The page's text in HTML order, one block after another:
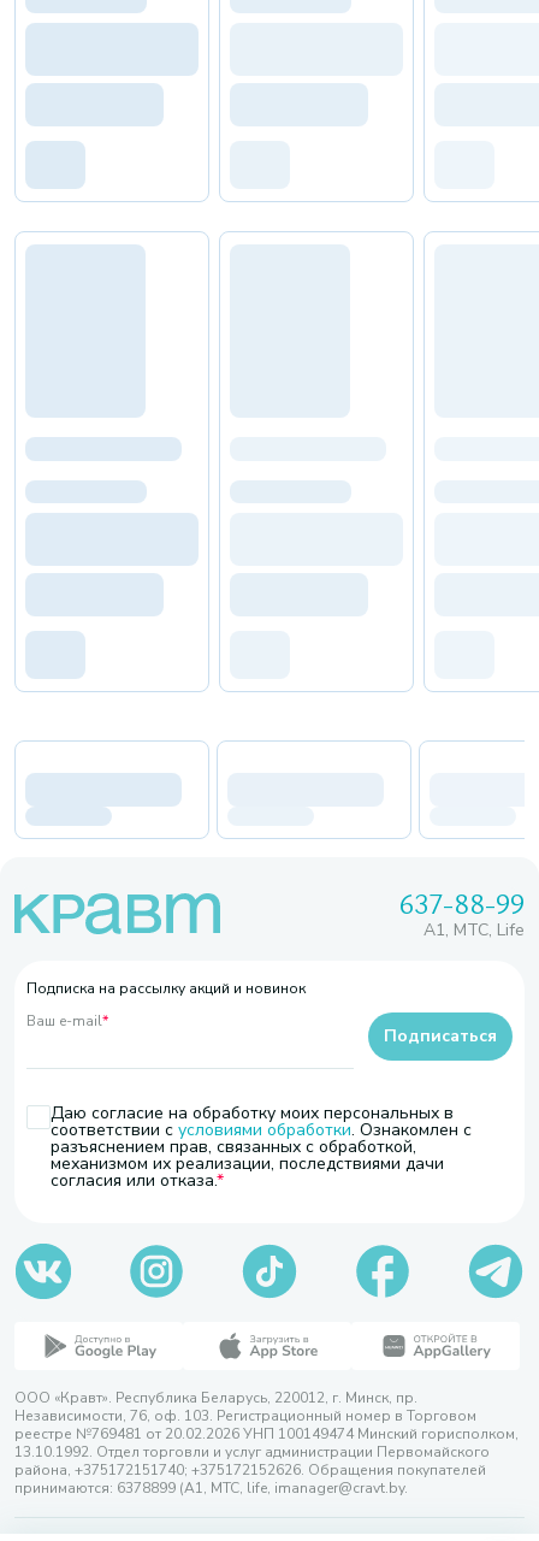
637-88-99
A1, МТС, Life
Подписка на рассылку акций и новинок
Ваш e-mail*
Даю согласие на обработку моих персональных в
соответствии с условиями обработки. Ознакомлен с
разъяснением прав, связанных с обработкой,
механизмом их реализации, последствиями дачи
согласия или отказа.
Подписаться
ООО «Кравт». Республика Беларусь, 220012, г. Минск, пр.
Независимости, 76, оф. 103. Регистрационный номер в Торговом
реестре №769481 от 20.02.2026 УНП 100149474 Минский горисполком,
13.10.1992. Отдел торговли и услуг администрации Первомайского
района, +375172151740; +375172152626. Обращения покупателей
принимаются: 6378899 (А1, МТС, life, imanager@cravt.by.